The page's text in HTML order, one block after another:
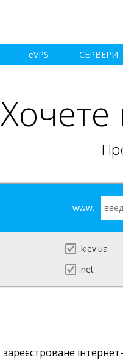
eVPS СЕРВЕРИ
www.
.kiev.ua
.net
зареєстроване